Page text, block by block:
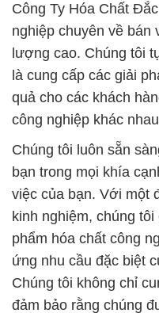
Công Ty Hóa Chất
nghiệp chuyên về bán
lượng cao. Chúng tôi
là cung cấp các giải
quả cho các khách
công nghiệp khác
Chúng tôi luôn sẵn
bạn trong mọi khía
việc của bạn. Với một
kinh nghiệm, chúng
phẩm hóa chất công
ứng nhu cầu đặc biệt
Chúng tôi không chỉ
đảm bảo rằng chúng